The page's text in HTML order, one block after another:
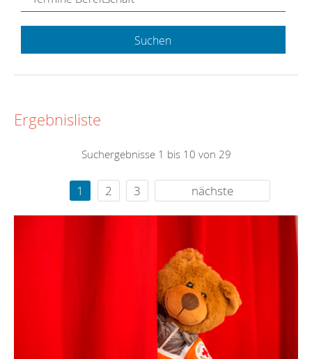
Suchen
Ergebnisliste
Suchergebnisse 1 bis 10 von 29
1 2 3 nächste